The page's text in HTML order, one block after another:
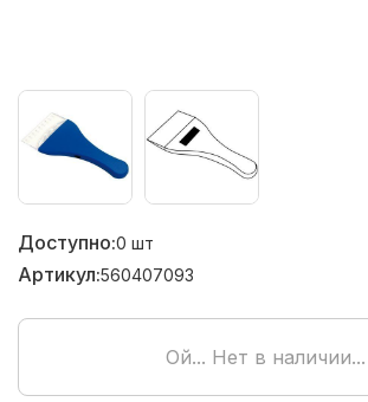
Доступно:0 шт
Артикул:560407093
Ой... Нет в наличии...